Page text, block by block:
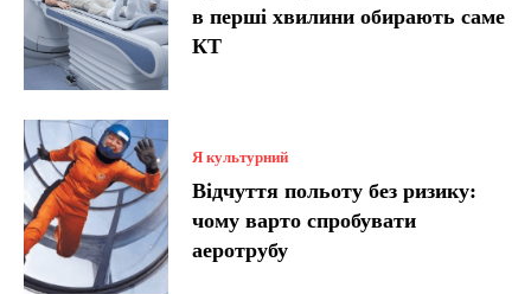
в перші хвилини обирають саме
КТ
Я культурний
Відчуття польоту без ризику:
чому варто спробувати
аеротрубу